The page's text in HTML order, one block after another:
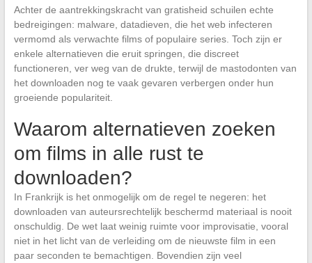
Achter de aantrekkingskracht van gratisheid schuilen echte
bedreigingen: malware, datadieven, die het web infecteren
vermomd als verwachte films of populaire series. Toch zijn er
enkele alternatieven die eruit springen, die discreet
functioneren, ver weg van de drukte, terwijl de mastodonten van
het downloaden nog te vaak gevaren verbergen onder hun
groeiende populariteit.
Waarom alternatieven zoeken
om films in alle rust te
downloaden?
In Frankrijk is het onmogelijk om de regel te negeren: het
downloaden van auteursrechtelijk beschermd materiaal is nooit
onschuldig. De wet laat weinig ruimte voor improvisatie, vooral
niet in het licht van de verleiding om de nieuwste film in een
paar seconden te bemachtigen. Bovendien zijn veel